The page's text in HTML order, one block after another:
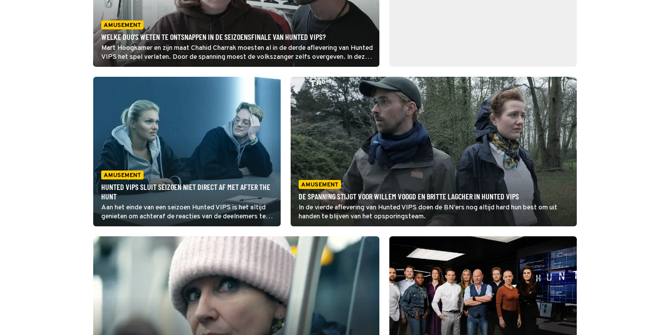
AMUSEMENT
WELKE DUO'S WETEN TE ONTSNAPPEN IN DE SEIZOENSFINALE VAN HUNTED VIPS?
Mart Hoogkamer en zijn maat Chahid Charrak moesten al in de derde aflevering van Hunted
VIPS het spel verlaten. Door de spanning moest de volkszanger zelfs overgeven. In deze
laatste aflevering wordt duidelijk welke duo’s de eindstreep wel halen.
AMUSEMENT
HUNTED VIPS SLUIT SEIZOEN NIET DIRECT AF MET AFTER THE
HUNT
Aan het einde van een seizoen Hunted VIPS is het altijd
genieten om achteraf de reacties van de deelnemers te
zien in After the Hunt. Alleen hebben we iets meer geduld
nodig voor we die te zien krijgen.
AMUSEMENT
DE SPANNING STIJGT VOOR WILLEM VOOGD EN BRITTE LAGCHER IN HUNTED VIPS
In de vierde aflevering van Hunted VIPS doen de BN'ers nog altijd hard hun best om uit
handen te blijven van het opsporingsteam.